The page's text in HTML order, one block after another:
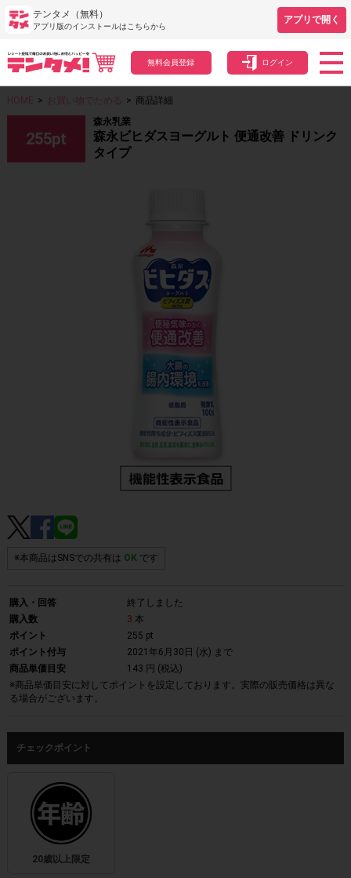
テンタメ（無料）
アプリ版のインストールはこちらから
アプリで開く
無料会員登録 ログイン
HOME > お買い物でためる > 商品詳細
255pt
森永乳業
森永ビヒダスヨーグルト 便通改善 ドリンク
タイプ
※本商品はSNSでの共有は OKです
購入・回答
終了しました
購入数
3 本
ポイント
255 pt
ポイント付与
2021年6月30日 (水) まで
商品単価目安
143 円 (税込)
※商品単価目安に対してポイントを設定しております。実際の販売価格は異な
る場合がございます。
チェックポイント
20歳以上限定